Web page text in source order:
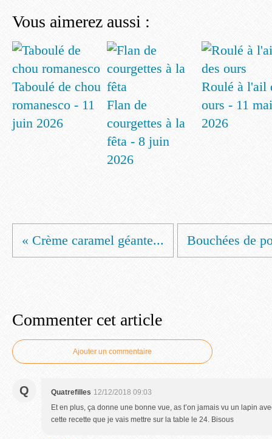
Vous aimerez aussi :
Taboulé de chou
romanesco - 11
juin 2026
Flan de
courgettes à la
fêta - 8 juin
2026
Roulé à l'ail
ours - 11 mai
2026
« Crème caramel géante... Bouchées de
Commenter cet article
Ajouter un commentaire
Q Quatrefilles 12/12/2018 09:03
Et en plus, ça donne une bonne vue, as t’on jamais vu un lapin
cette recette que je vais mettre sur la table le 24. Bisous